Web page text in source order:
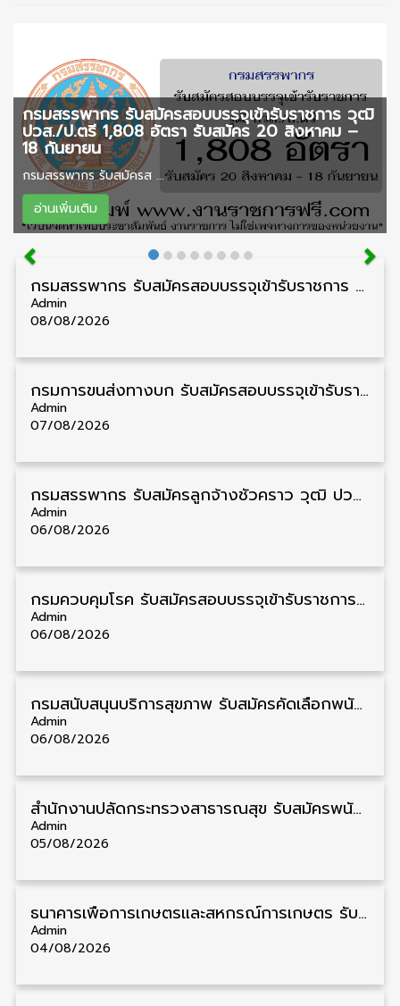
กรมสรรพากร รับสมัครสอบบรรจุเข้ารับราชการ วุฒิ
ปวส./ป.ตรี 1,808 อัตรา รับสมัคร 20 สิงหาคม –
18 กันยายน
กรมสรรพากร รับสมัครส ...
อ่านเพิ่มเติม
กรมสรรพากร รับสมัครสอบบรรจุเข้ารับราชการ วุฒิ ปวส./ป.ตรี 1,808 อัตรา รับสมัคร 20 สิงหาคม – 18 กันยายน
Admin
08/08/2026
กรมการขนส่งทางบก รับสมัครสอบบรรจุเข้ารับราชการ วุฒิ ปวส. 24 อัตรา รับสมัคร 18 สิงหาคม – 7 กันยายน
Admin
07/08/2026
กรมสรรพากร รับสมัครลูกจ้างชั่วคราว วุฒิ ปวช./ป.ตรี 138 อัตรา รับสมัคร 17 – 31 สิงหาคม
Admin
06/08/2026
กรมควบคุมโรค รับสมัครสอบบรรจุเข้ารับราชการ วุฒิ ปวส./ป.ตรี 17 อัตรา รับสมัคร 17 สิงหาคม – 4 กันยายน
Admin
06/08/2026
กรมสนับสนุนบริการสุขภาพ รับสมัครคัดเลือกพนักงานราชการ วุฒิ ปวส./ป.ตรี 13 อัตรา รับสมัคร 11 – 20 สิงหาคม
Admin
06/08/2026
สำนักงานปลัดกระทรวงสาธารณสุข รับสมัครพนักงานราชการรูปแบบพิเศษ วุฒิ ปวส./ป.ตรี 102 อัตรา รับสมัคร 17 – 28 สิงหาคม
Admin
05/08/2026
ธนาคารเพื่อการเกษตรและสหกรณ์การเกษตร รับสมัครบุคคลเพื่อเป็นผู้ช่วยพนักงาน วุฒิ ป.ตรี 5 อัตรา รับสมัคร 4 – 14 สิงหาคม
Admin
04/08/2026